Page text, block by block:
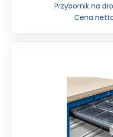
Przybornik na
Cena